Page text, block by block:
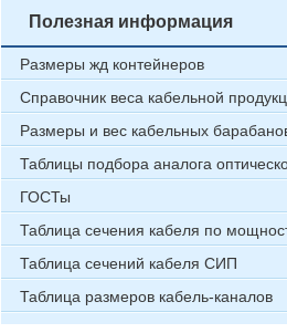
Полезная информация
Размеры жд контейнеров
Справочник веса кабельной
Размеры и вес кабельных
Таблицы подбора аналога
ГОСТы
Таблица сечения кабеля по
Таблица сечений кабеля СИП
Таблица размеров кабель-каналов